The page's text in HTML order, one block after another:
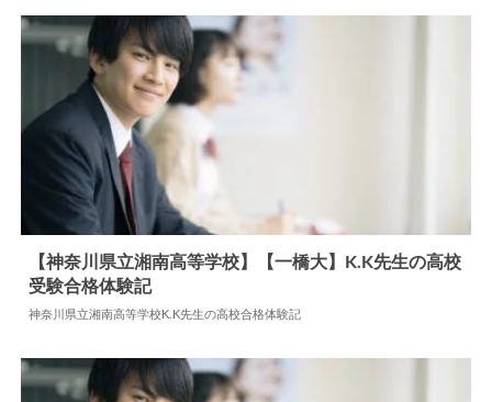
高校合格体験記
【神奈川県立湘南高等学校】【一橋大】K.K先生の高校
受験合格体験記
神奈川県立湘南高等学校K.K先生の高校合格体験記